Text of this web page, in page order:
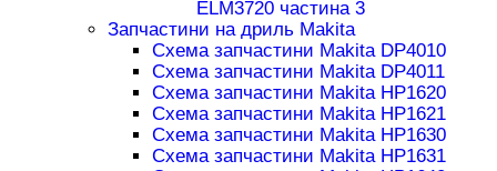
ELM3720 частина 3
Запчастини на дриль Makita
Схема запчастини Makita DP4010
Схема запчастини Makita DP4011
Схема запчастини Makita HP1620
Схема запчастини Makita HP1621
Схема запчастини Makita HP1630
Схема запчастини Makita HP1631